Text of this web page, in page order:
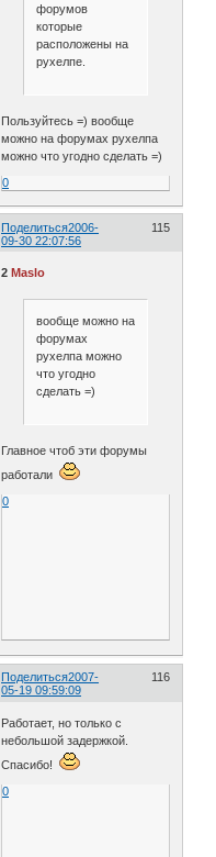
форумов
которые
расположены на
рухелпе.
Пользуйтесь =) вообще
можно на форумах рухелпа
можно что угодно сделать =)
0
Поделиться 115
2006-
09-30 22:07:56
2 Maslo
вообще можно на
форумах
рухелпа можно
что угодно
сделать =)
Главное чтоб эти форумы
работали
0
Поделиться 116
2007-
05-19 09:59:09
Работает, но только с
небольшой задержкой.
Спасибо!
0